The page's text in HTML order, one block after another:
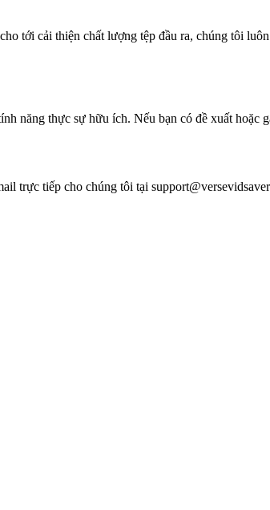
tới cải thiện chất lượng tệp đầu ra, chúng tôi
năng thực sự hữu ích. Nếu bạn có đề xuất hoặc
trực tiếp cho chúng tôi tại